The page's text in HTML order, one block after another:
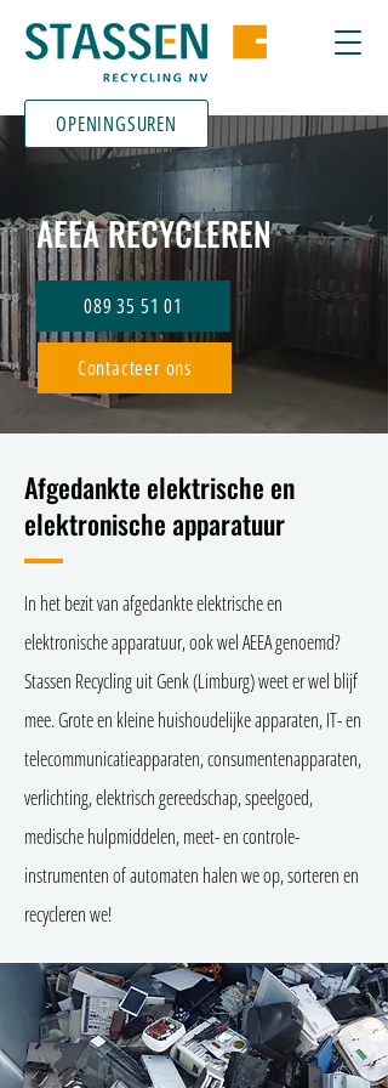
OPENINGSUREN
AEEA RECYCLEREN
089 35 51 01
Contacteer ons
Afgedankte elektrische en
elektronische apparatuur
In het bezit van afgedankte elektrische en
elektronische apparatuur, ook wel AEEA genoemd?
Stassen Recycling uit Genk (Limburg) weet er wel blijf
mee. Grote en kleine huishoudelijke apparaten, IT- en
telecommunicatieapparaten, consumentenapparaten,
verlichting, elektrisch gereedschap, speelgoed,
medische hulpmiddelen, meet- en controle-
instrumenten of automaten halen we op, sorteren en
recycleren we!